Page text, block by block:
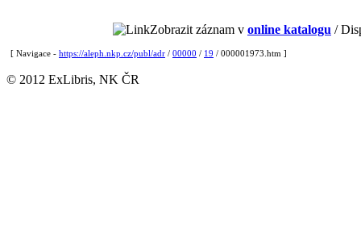
Zobrazit záznam v online katalogu /
[ Navigace - https://aleph.nkp.cz/publ/adr / 00000 / 19 / 000001973.htm ]
© 2012 ExLibris, NK ČR